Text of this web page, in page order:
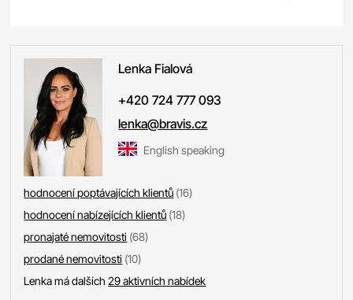
Lenka Fialová
+420 724 777 093
lenka@bravis.cz
English speaking
hodnocení poptávajících klientů (16)
hodnocení nabízejících klientů (18)
pronajaté nemovitosti (68)
prodané nemovitosti (10)
Lenka má dalších29 aktivních nabídek